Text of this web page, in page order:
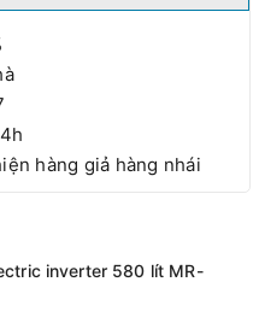
hàng giả hàng nhái
inverter 580 lít MR-